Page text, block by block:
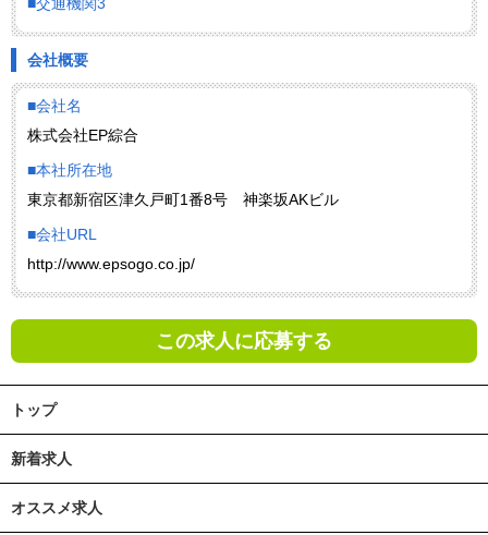
会社概要
■会社名
株式会社EP綜合
■本社所在地
東京都新宿区津久戸町1番8号 神楽坂AKビル
■会社URL
http://www.epsogo.co.jp/
この求人に応募する
トップ
新着求人
オススメ求人